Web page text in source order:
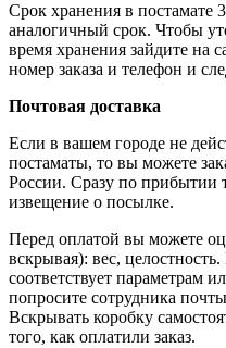
Срок хранения в постамате
аналогичный срок. Чтобы
время хранения зайдите на
номер заказа и телефон и
Почтовая доставка
Если в вашем городе не
постаматы, то вы можете
России. Сразу по прибытии
извещение о посылке.
Перед оплатой вы можете
вскрывая): вес,
соответствует параметрам
попросите сотрудника
Вскрывать коробку
того, как оплатили заказ.